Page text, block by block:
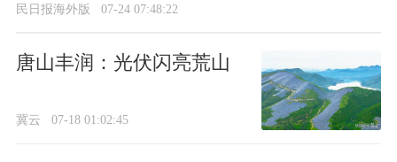
民日报海外版 07-24 07:48:22
唐山丰润：光伏闪亮荒山
冀云 07-18 01:02:45